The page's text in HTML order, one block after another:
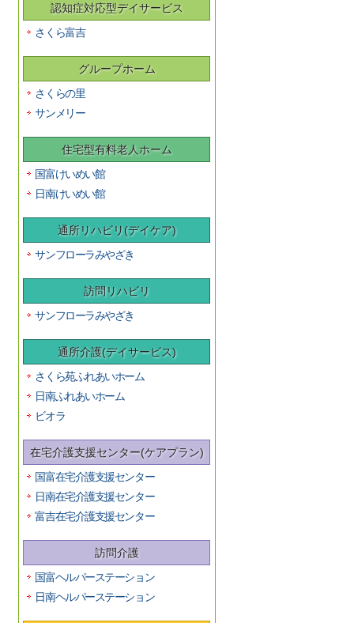
認知症対応型デイサービス
さくら富吉
グループホーム
さくらの里
サンメリー
住宅型有料老人ホーム
国富けいめい館
日南けいめい館
通所リハビリ(デイケア)
サンフローラみやざき
訪問リハビリ
サンフローラみやざき
通所介護(デイサービス)
さくら苑ふれあいホーム
日南ふれあいホーム
ビオラ
在宅介護支援センター(ケアプラン)
国富在宅介護支援センター
日南在宅介護支援センター
富吉在宅介護支援センター
訪問介護
国富ヘルパーステーション
日南ヘルパーステーション